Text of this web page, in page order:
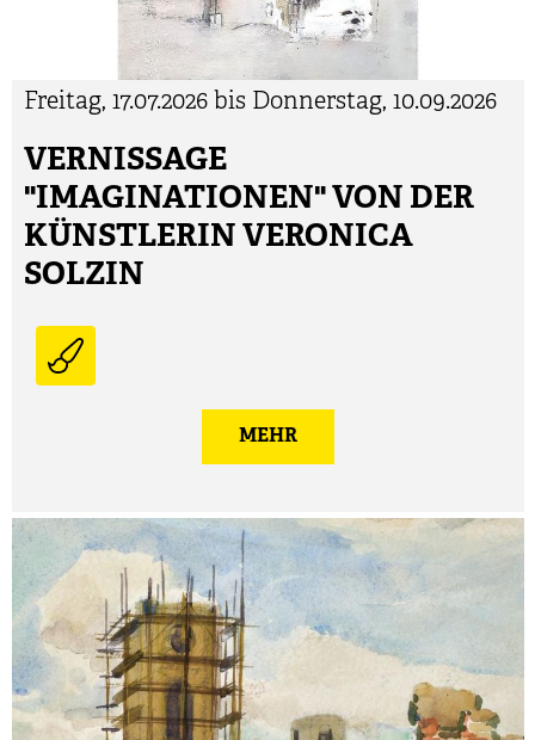
Freitag, 17.07.2026 bis Donnerstag, 10.09.2026
VERNISSAGE
"IMAGINATIONEN" VON DER
KÜNSTLERIN VERONICA
SOLZIN
MEHR